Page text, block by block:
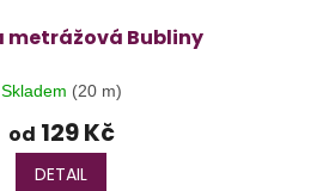
metrážová Bubliny
Skladem (20 m)
od 129 Kč
DETAIL